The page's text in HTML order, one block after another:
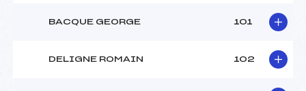
BACQUE GEORGE 101
DELIGNE ROMAIN 102